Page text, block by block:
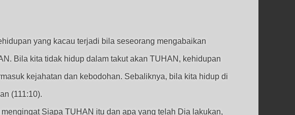
yang kacau terjadi bila seseorang mengabaikan
Bila kita tidak hidup dalam takut akan TUHAN, kehidupan
kejahatan dan kebodohan. Sebaliknya, bila kita hidup di
(111:10).
Siapa TUHAN itu dan apa yang telah Dia lakukan,